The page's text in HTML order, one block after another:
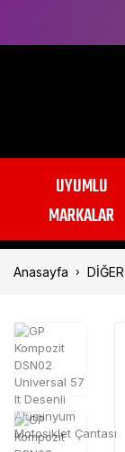
UYUMLU
MARKALAR
Anasayfa